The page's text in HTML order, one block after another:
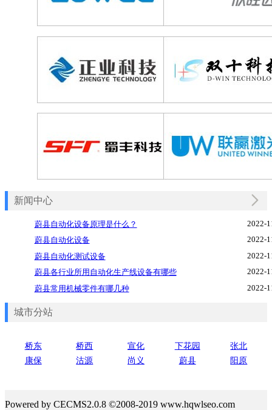
新闻中心
蔚县自动化设备原理是什么？
2022-
蔚县自动化设备
2022-
蔚县自动化测试设备
2022-
蔚县各行业所用自动化生产线设备有哪些
2022-
蔚县常用机械零件有哪几种
2022-
城市分站
桥东 桥西 宣化 下花园
张北
康保
沽源 尚义 蔚县 阳原
Powered by CECMS2.0.8 ©2008-2019 www.hqwlseo.com